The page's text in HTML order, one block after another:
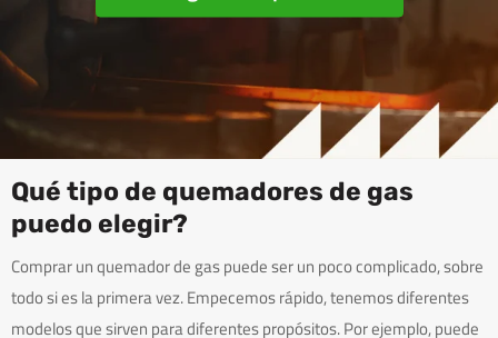
Qué tipo de quemadores de gas
puedo elegir?
Comprar un quemador de gas puede ser un poco complicado, sobre
todo si es la primera vez. Empecemos rápido, tenemos diferentes
modelos que sirven para diferentes propósitos. Por ejemplo, puede